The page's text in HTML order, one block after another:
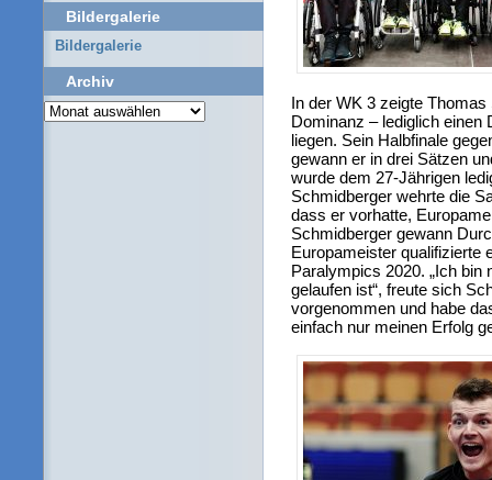
In der WK 3 zeigte
Dominanz – lediglich einen
liegen. Sein Halbfinale
gewann er in drei Sätzen
wurde dem 27-Jährigen
Schmidberger wehrte die
dass er vorhatte,
Schmidberger gewann
Europameister qualifizierte
Paralympics 2020. „Ich
gelaufen ist“, freute sich
vorgenommen und habe
einfach nur meinen Erfolg
Bildergalerie
Bildergalerie
Archiv
Archiv